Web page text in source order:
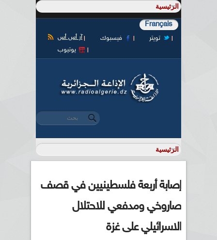
Français
آر أس أس فيسبوك
تويتر
يوتيوب
استمارة البحث
‏بحث ‏
إصابة أربعة فلسطينيين في قصف
صاروخي ومدفعي للاحتلال
الاسرائيلي على غزة